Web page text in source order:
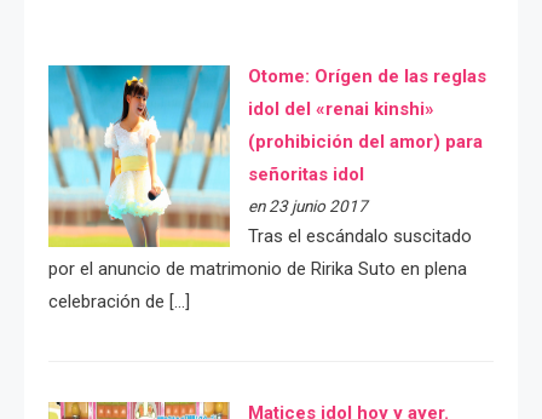
Otome: Orígen de las reglas
idol del «renai kinshi»
(prohibición del amor) para
señoritas idol
en 23 junio 2017
Tras el escándalo suscitado
por el anuncio de matrimonio de Ririka Suto en plena
celebración de […]
Matices idol hoy y ayer.